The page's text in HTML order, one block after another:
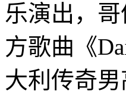
乐演出，
方歌曲《
大利传奇